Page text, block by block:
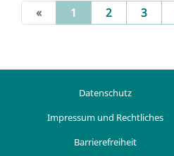
« 1 (current)
2 3
Datenschutz
Impressum und Rechtliches
Barrierefreiheit